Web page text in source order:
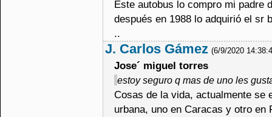
Este autobus lo compro mi padre
después en 1988 lo adquirió el sr
..
J. Carlos Gámez (6/9/2020
Jose´ miguel torres
estoy seguro q mas de uno les
Cosas de la vida, actualmente se
urbana, uno en Caracas y otro